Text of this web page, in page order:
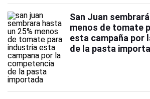
San Juan
menos de tomate
esta campaña por
de la pasta